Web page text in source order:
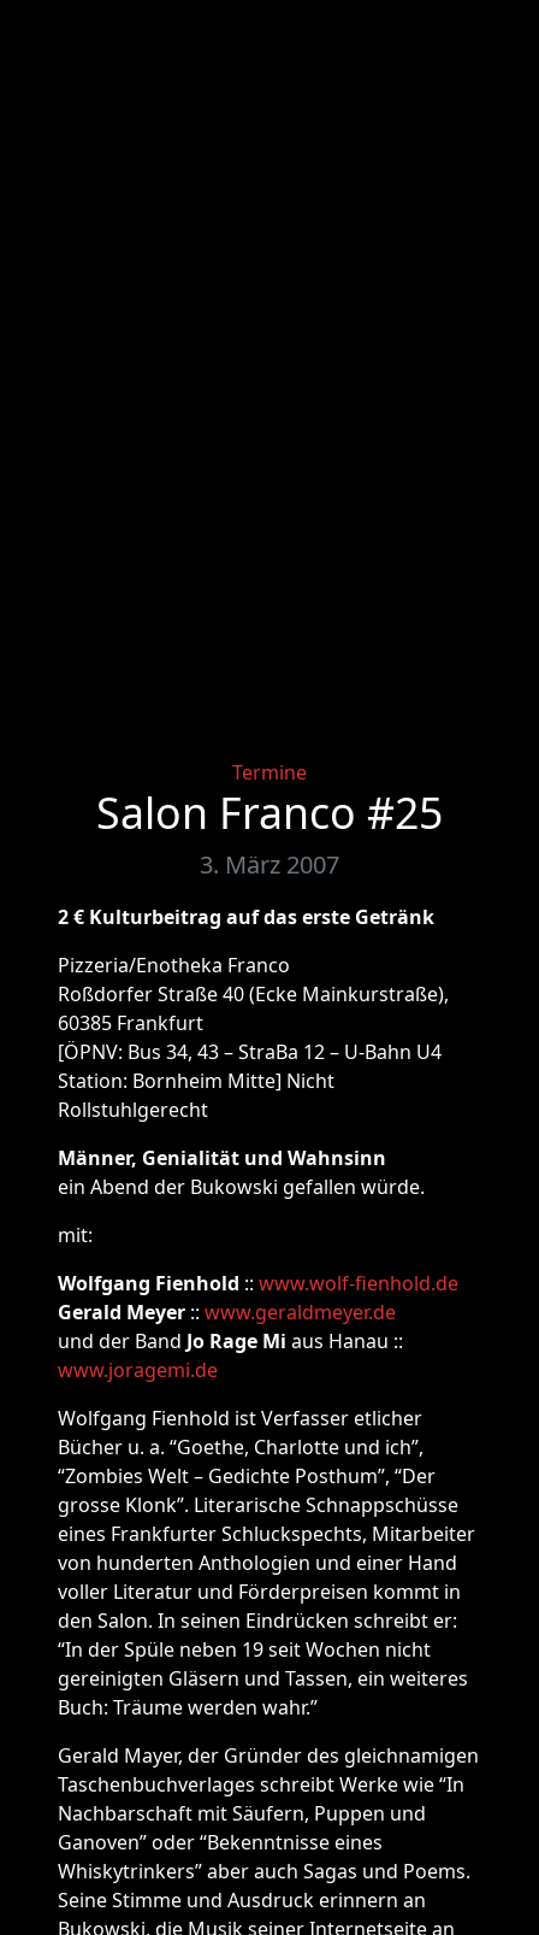
Categories
Termine
Salon Franco #25
3. März 2007
2 € Kulturbeitrag auf das erste Getränk
Pizzeria/Enotheka Franco
Roßdorfer Straße 40 (Ecke Mainkurstraße),
60385 Frankfurt
[ÖPNV: Bus 34, 43 – StraBa 12 – U-Bahn U4
Station: Bornheim Mitte] Nicht
Rollstuhlgerecht
Männer, Genialität und Wahnsinn
ein Abend der Bukowski gefallen würde.
mit:
Wolfgang Fienhold :: www.wolf-fienhold.de
Gerald Meyer :: www.geraldmeyer.de
und der Band Jo Rage Mi aus Hanau ::
www.joragemi.de
Wolfgang Fienhold ist Verfasser etlicher
Bücher u. a. “Goethe, Charlotte und ich”,
“Zombies Welt – Gedichte Posthum”, “Der
grosse Klonk”. Literarische Schnappschüsse
eines Frankfurter Schluckspechts, Mitarbeiter
von hunderten Anthologien und einer Hand
voller Literatur und Förderpreisen kommt in
den Salon. In seinen Eindrücken schreibt er:
“In der Spüle neben 19 seit Wochen nicht
gereinigten Gläsern und Tassen, ein weiteres
Buch: Träume werden wahr.”
Gerald Mayer, der Gründer des gleichnamigen
Taschenbuchverlages schreibt Werke wie “In
Nachbarschaft mit Säufern, Puppen und
Ganoven” oder “Bekenntnisse eines
Whiskytrinkers” aber auch Sagas und Poems.
Seine Stimme und Ausdruck erinnern an
Bukowski, die Musik seiner Internetseite an